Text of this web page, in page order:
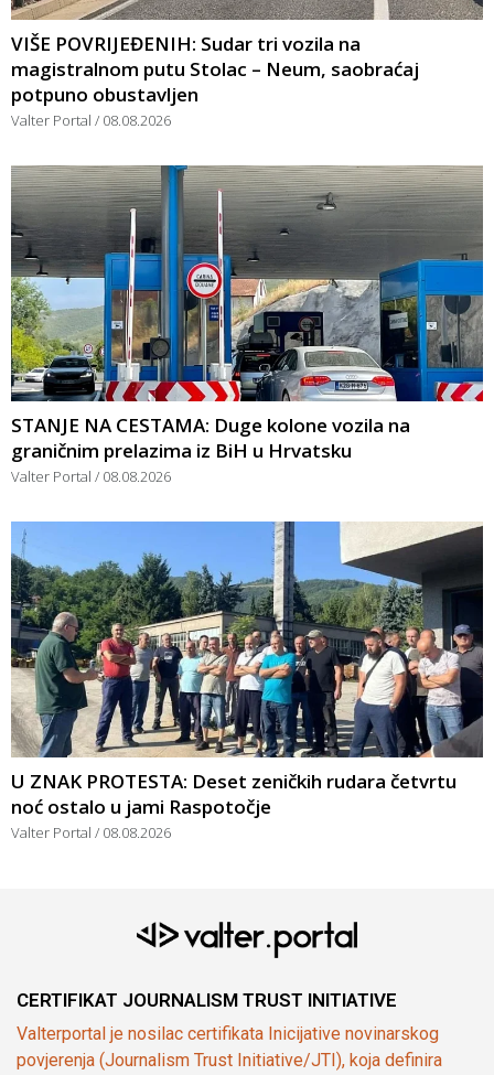
VIŠE POVRIJEĐENIH: Sudar tri vozila na
magistralnom putu Stolac – Neum, saobraćaj
potpuno obustavljen
Valter Portal 08.08.2026
STANJE NA CESTAMA: Duge kolone vozila na
graničnim prelazima iz BiH u Hrvatsku
Valter Portal 08.08.2026
U ZNAK PROTESTA: Deset zeničkih rudara četvrtu
noć ostalo u jami Raspotočje
Valter Portal 08.08.2026
CERTIFIKAT JOURNALISM TRUST INITIATIVE
Valterportal je nosilac certifikata Inicijative novinarskog
povjerenja (Journalism Trust Initiative/JTI), koja definira